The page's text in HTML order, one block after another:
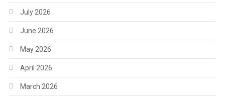
July 2026
June 2026
May 2026
April 2026
March 2026